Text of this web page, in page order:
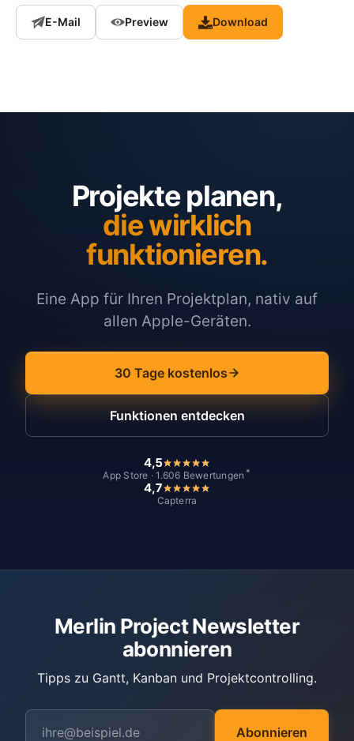
E-Mail Preview Download
Projekte planen,
die wirklich
funktionieren.
Eine App für Ihren Projektplan, nativ auf
allen Apple-Geräten.
30 Tage kostenlos
Funktionen entdecken
4,5
App Store · 1.606 Bewertungen *
4,7
Capterra
Merlin Project Newsletter
abonnieren
Tipps zu Gantt, Kanban und Projektcontrolling.
Abonnieren